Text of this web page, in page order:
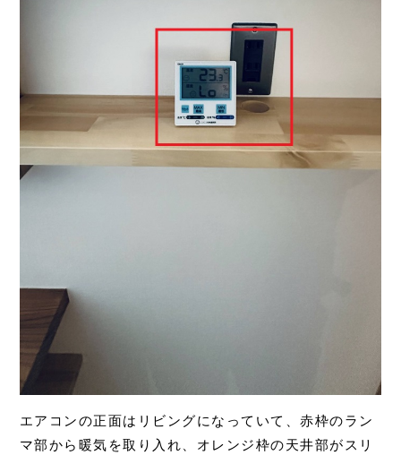
エアコンの正面はリビングになっていて、赤枠のラン
マ部から暖気を取り入れ、オレンジ枠の天井部がスリ